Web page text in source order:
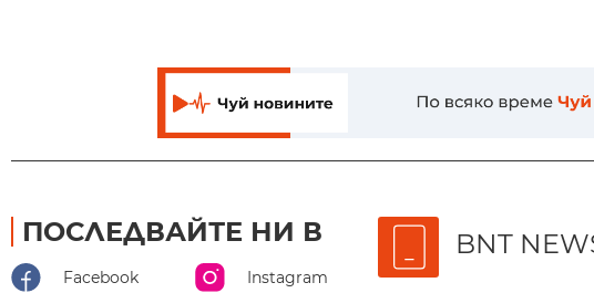
ПОСЛЕДВАЙТЕ НИ В
Facebook Instagram
BNT